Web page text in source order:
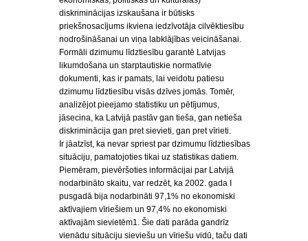
diskriminācijas izskaušana ir būtisks
priekšnosacījums ikviena iedzīvotāja cilvēktiesību
nodrošināšanai un viņa labklājības veicināšanai.
Formāli dzimumu līdztiesību garantē Latvijas
likumdošana un starptautiskie normatīvie
dokumenti, kas ir pamats, lai veidotu patiesu
dzimumu līdztiesību visās dzīves jomās. Tomēr,
analizējot pieejamo statistiku un pētījumus,
jāsecina, ka Latvijā pastāv gan tieša, gan netieša
diskriminācija gan pret sievieti, gan pret vīrieti.
Ir jāatzīst, ka nevar spriest par dzimumu līdztiesības
situāciju, pamatojoties tikai uz statistikas datiem.
Piemēram, pievēršoties informācijai par Latvijā
nodarbināto skaitu, var redzēt, ka 2002. gada I
pusgadā bija nodarbināti 97,1% no ekonomiski
aktīvajiem vīriešiem un 97,4% no ekonomiski
aktīvajām sievietēm1. Šie dati parāda gandrīz
vienādu situāciju sieviešu un vīriešu vidū, taču dati